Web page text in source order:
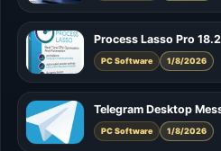
Process Lasso Pro
PC Software 1/8/2026
Telegram Desktop
PC Software 1/8/2026